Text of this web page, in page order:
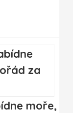
moře,